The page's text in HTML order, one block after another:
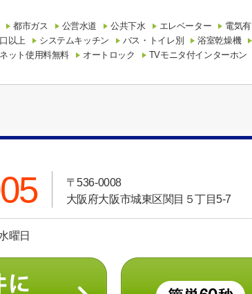
都市ガス 公営水道 公共下水 エレベーター 電気有
以上 システムキッチン バス・トイレ別 浴室乾燥機
ネット使用料無料 オートロック TVモニタ付インターホン
〒536-0008
大阪府大阪市城東区関目５丁目5-7
曜日